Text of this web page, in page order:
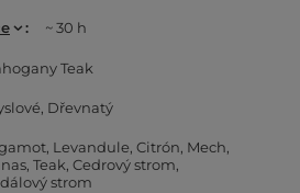
~ 30 h
Teak
Dřevnatý
Levandule Citrón Mech
Teak Cedrový strom
strom